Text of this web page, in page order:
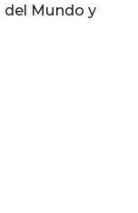
del Mundo y